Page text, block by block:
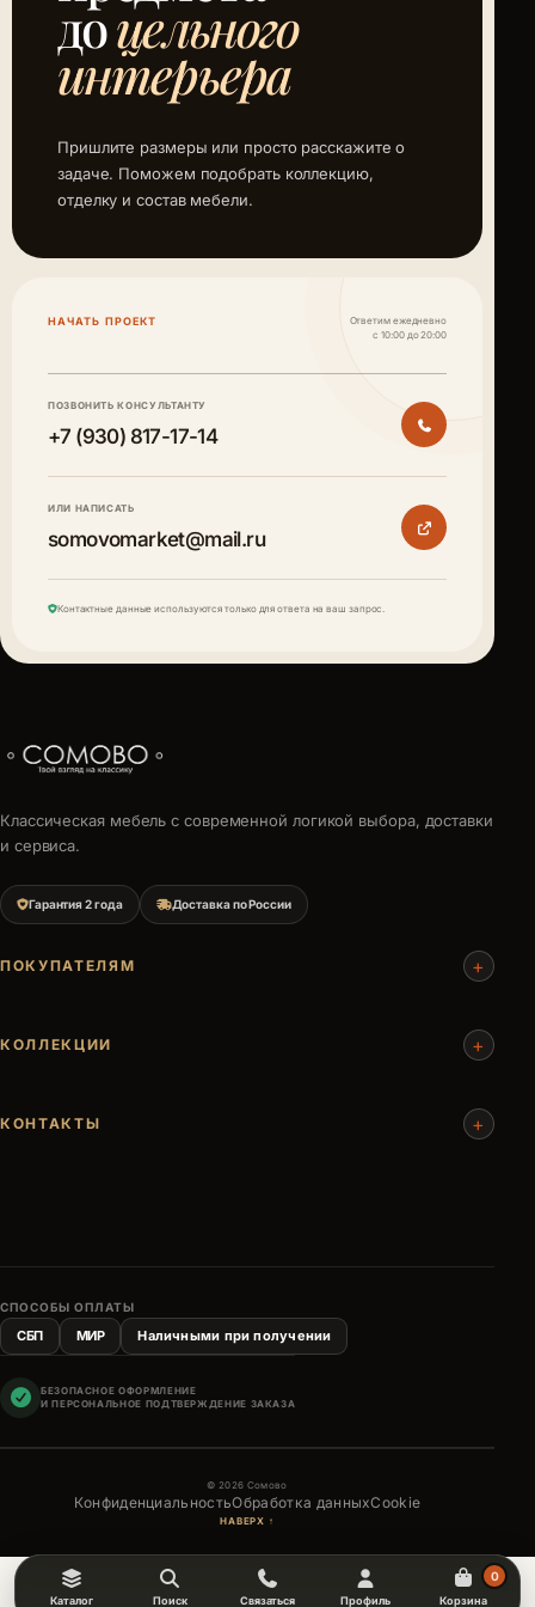
доцельного
интерьера
Пришлите размеры или просто расскажите о
задаче. Поможем подобрать коллекцию,
отделку и состав мебели.
НАЧАТЬ ПРОЕКТ
Ответим ежедневно
с 10:00 до 20:00
ПОЗВОНИТЬ КОНСУЛЬТАНТУ
+7 (930) 817-17-14
ИЛИ НАПИСАТЬ
somovomarket@mail.ru
Контактные данные используются только для ответа на ваш запрос.
Классическая мебель с современной логикой выбора, доставки
и сервиса.
Гарантия 2 года Доставка по России
ПОКУПАТЕЛЯМ +
КОЛЛЕКЦИИ +
КОНТАКТЫ +
СПОСОБЫ ОПЛАТЫ
СБП МИР Наличными при получении
БЕЗОПАСНОЕ ОФОРМЛЕНИЕ
И ПЕРСОНАЛЬНОЕ ПОДТВЕРЖДЕНИЕ ЗАКАЗА
© 2026 Сомово
КонфиденциальностьОбработка данныхCookie
НАВЕРХ ↑
Каталог Поиск Связаться Профиль Корзина
0